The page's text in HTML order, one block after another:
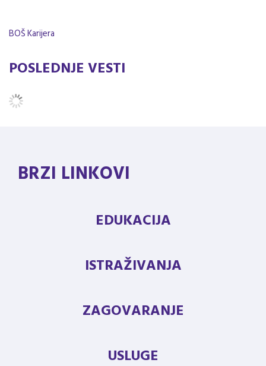
BOŠ Karijera
POSLEDNJE VESTI
BRZI LINKOVI
EDUKACIJA
ISTRAŽIVANJA
ZAGOVARANJE
USLUGE